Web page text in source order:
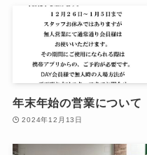
年末年始の営業について
2024年12月13日